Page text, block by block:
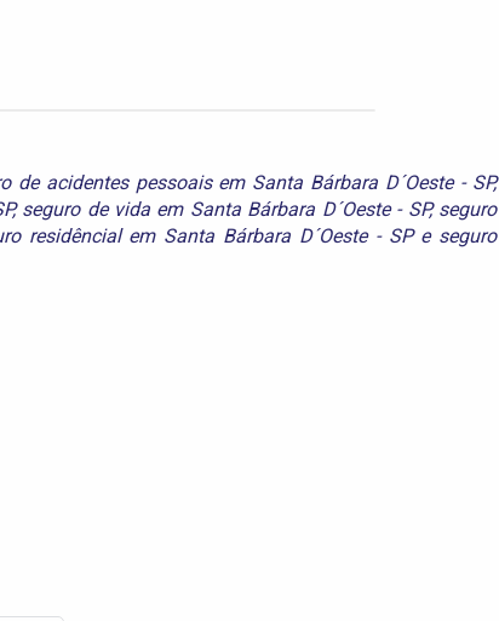
de acidentes pessoais em Santa Bárbara D´Oeste - SP,
, seguro de vida em Santa Bárbara D´Oeste - SP, seguro
residêncial em Santa Bárbara D´Oeste - SPe seguro